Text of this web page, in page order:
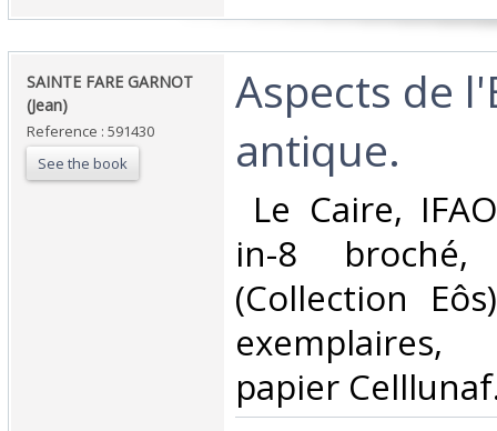
‎SAINTE FARE GARNOT
(Jean)‎
Reference : 591430
See the book
‎Aspects de
antique.‎
Le Caire,
in-8 broché,
(Collection
papier